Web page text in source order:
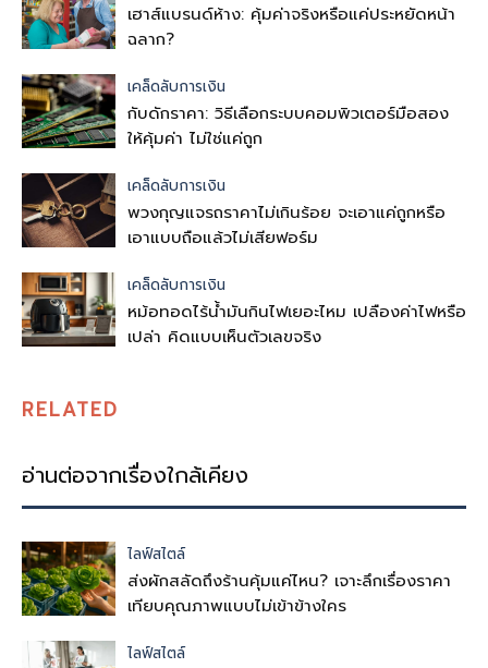
เฮาส์แบรนด์ห้าง: คุ้มค่าจริงหรือแค่ประหยัดหน้า
ฉลาก?
เคล็ดลับการเงิน
กับดักราคา: วิธีเลือกระบบคอมพิวเตอร์มือสอง
ให้คุ้มค่า ไม่ใช่แค่ถูก
เคล็ดลับการเงิน
พวงกุญแจรถราคาไม่เกินร้อย จะเอาแค่ถูกหรือ
เอาแบบถือแล้วไม่เสียฟอร์ม
เคล็ดลับการเงิน
หม้อทอดไร้น้ำมันกินไฟเยอะไหม เปลืองค่าไฟหรือ
เปล่า คิดแบบเห็นตัวเลขจริง
RELATED
อ่านต่อจากเรื่องใกล้เคียง
ไลฟ์สไตล์
ส่งผักสลัดถึงร้านคุ้มแค่ไหน? เจาะลึกเรื่องราคา
เทียบคุณภาพแบบไม่เข้าข้างใคร
ไลฟ์สไตล์